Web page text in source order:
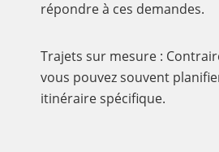
répondre à ces demandes.
Trajets sur mesure :
vous pouvez souvent
itinéraire spécifique.